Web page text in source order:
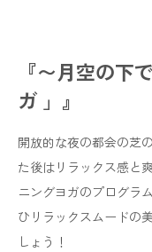
『〜月空の下
ガ 」 』
開放的な夜の都会の芝
た後はリラックス感と
ニングヨガのプログラ
ひリラックスムードの
しょう！